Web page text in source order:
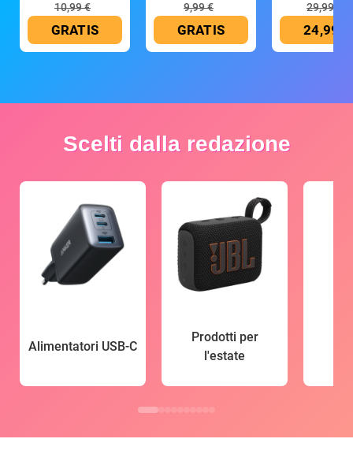
10,99 €
GRATIS
9,99 €
GRATIS
29,99 €
24,99 €
Scelti dalla redazione
Alimentatori USB-C
Prodotti per
l'estate